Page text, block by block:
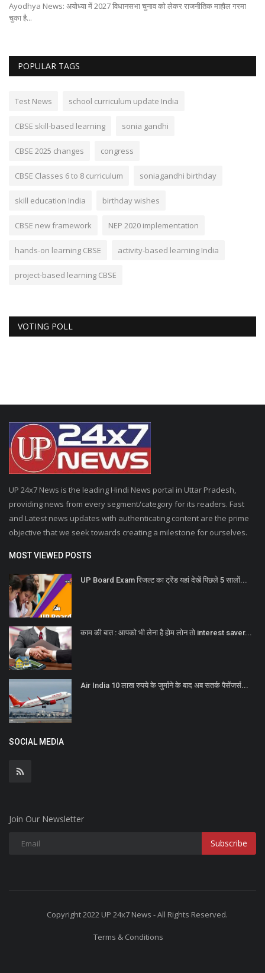
Ayodhya News: अयोध्या में 2027 विधानसभा चुनाव को लेकर राजनीतिक माहौल गरमा
चुका है...
POPULAR TAGS
Test News school curriculum update India
CBSE skill-based learning sonia gandhi
CBSE 2025 changes congress
CBSE Classes 6 to 8 curriculum soniagandhi birthday
skill education India birthday wishes
CBSE new framework NEP 2020 implementation
hands-on learning CBSE activity-based learning India
project-based learning CBSE
VOTING POLL
UP 24x7 News is the leading Hindi News portal in Uttar Pradesh,
providing news from every segment/category for its readers. Fast
and Latest news updates with authenticating content are the prime
objective that we seek towards creating a milestone for ourselves.
MOST VIEWED POSTS
UP Board Exam रिजल्ट का ट्रेंड यहां देखें पिछले 5 सालों...
काम की बात : आपको भी लेना है होम लोन तो interest saver...
Air India 10 लाख रुपये के जुर्माने के बाद अब सतर्क पैसेंजर्स...
SOCIAL MEDIA
Join Our Newsletter
Subscribe
Copyright 2022 UP 24x7 News - All Rights Reserved.
Terms & Conditions